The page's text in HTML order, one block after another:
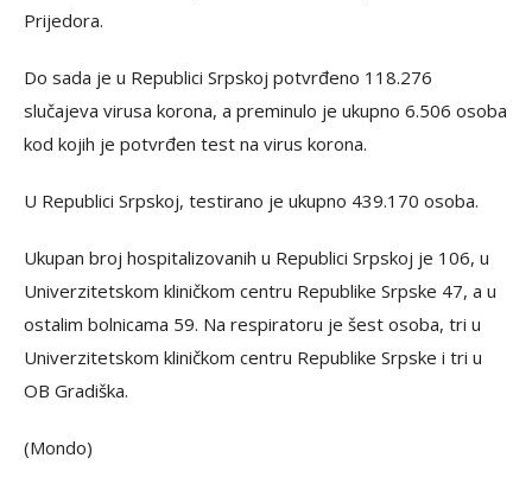
Prijedora.
Do sada je u Republici Srpskoj potvrđeno 118.276
slučajeva virusa korona, a preminulo je ukupno 6.506 osoba
kod kojih je potvrđen test na virus korona.
U Republici Srpskoj, testirano je ukupno 439.170 osoba.
Ukupan broj hospitalizovanih u Republici Srpskoj je 106, u
Univerzitetskom kliničkom centru Republike Srpske 47, a u
ostalim bolnicama 59. Na respiratoru je šest osoba, tri u
Univerzitetskom kliničkom centru Republike Srpske i tri u
OB Gradiška.
(Mondo)